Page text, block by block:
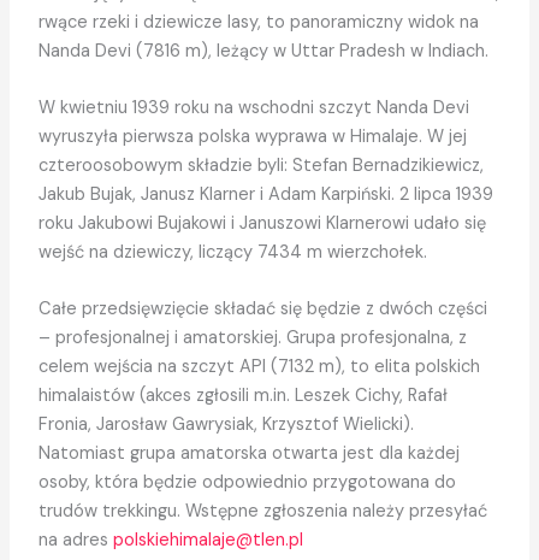
rwące rzeki i dziewicze lasy, to panoramiczny widok na
Nanda Devi (7816 m), leżący w Uttar Pradesh w Indiach.
W kwietniu 1939 roku na wschodni szczyt Nanda Devi
wyruszyła pierwsza polska wyprawa w Himalaje. W jej
czteroosobowym składzie byli: Stefan Bernadzikiewicz,
Jakub Bujak, Janusz Klarner i Adam Karpiński. 2 lipca 1939
roku Jakubowi Bujakowi i Januszowi Klarnerowi udało się
wejść na dziewiczy, liczący 7434 m wierzchołek.
Całe przedsięwzięcie składać się będzie z dwóch części
– profesjonalnej i amatorskiej. Grupa profesjonalna, z
celem wejścia na szczyt API (7132 m), to elita polskich
himalaistów (akces zgłosili m.in. Leszek Cichy, Rafał
Fronia, Jarosław Gawrysiak, Krzysztof Wielicki).
Natomiast grupa amatorska otwarta jest dla każdej
osoby, która będzie odpowiednio przygotowana do
trudów trekkingu. Wstępne zgłoszenia należy przesyłać
na adrespolskiehimalaje@tlen.pl